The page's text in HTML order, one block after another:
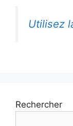
Utilisez
Rechercher